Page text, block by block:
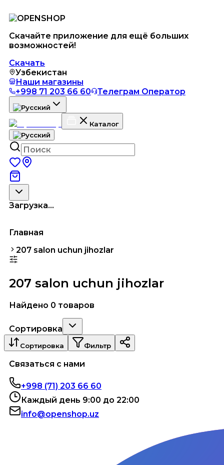
Скачайте приложение для ещё больших
возможностей!
Скачать
Узбекистан
Наши магазины
+998 71 203 66 60
Телеграм Оператор
Каталог
Загрузка...
Главная
207 salon uchun jihozlar
207 salon uchun jihozlar
Найдено 0 товаров
Сортировка
Сортировка Фильтр
Связаться с нами
+998 (71) 203 66 60
Каждый день 9:00 до 22:00
info@openshop.uz